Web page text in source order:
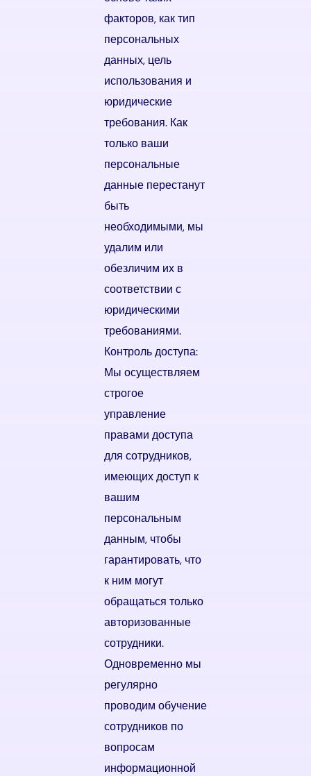
факторов, как тип
персональных
данных, цель
использования и
юридические
требования. Как
только ваши
персональные
данные перестанут
быть
необходимыми, мы
удалим или
обезличим их в
соответствии с
юридическими
требованиями.
Контроль доступа:
Мы осуществляем
строгое
управление
правами доступа
для сотрудников,
имеющих доступ к
вашим
персональным
данным, чтобы
гарантировать, что
к ним могут
обращаться только
авторизованные
сотрудники.
Одновременно мы
регулярно
проводим обучение
сотрудников по
вопросам
информационной